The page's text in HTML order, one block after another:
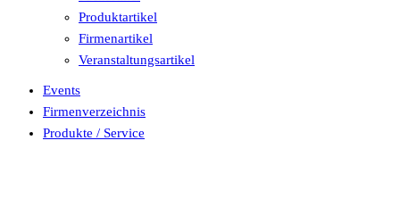
Produktartikel
Firmenartikel
Veranstaltungsartikel
Events
Firmenverzeichnis
Produkte / Service